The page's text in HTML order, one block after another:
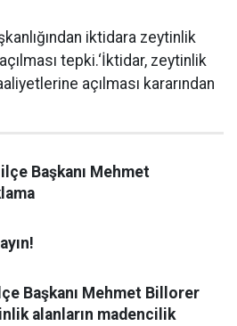
iktidara zeytinlik
tepki.‘İktidar, zeytinlik
açılması kararından
Başkanı Mehmet
Başkanı Mehmet Billorer
alanların madencilik